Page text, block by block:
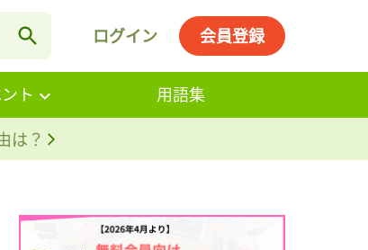
ログイン 会員登録
ト
用語集
は？